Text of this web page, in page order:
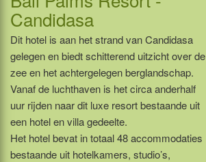
Candidasa
Dit hotel is aan het strand van Candidasa
gelegen en biedt schitterend uitzicht over de
zee en het achtergelegen berglandschap.
Vanaf de luchthaven is het circa anderhalf
uur rijden naar dit luxe resort bestaande uit
een hotel en villa gedeelte.
Het hotel bevat in totaal 48 accommodaties
bestaande uit hotelkamers, studio’s,